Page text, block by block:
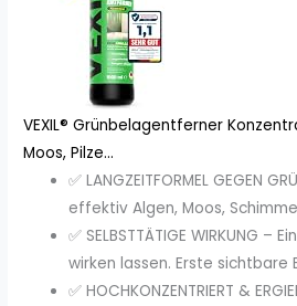
VEXIL® Grünbelagentferner
Moos, Pilze...
✅ LANGZEITFORMEL GEGEN
effektiv Algen, Moos,
✅ SELBSTTÄTIGE WIRKUNG –
wirken lassen. Erste sichtbare
✅ HOCHKONZENTRIERT &